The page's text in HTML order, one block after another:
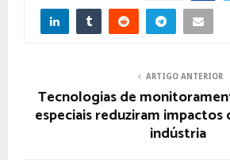
ARTIGO ANTERIOR
Tecnologias de
especiais reduziram impactos
indústria